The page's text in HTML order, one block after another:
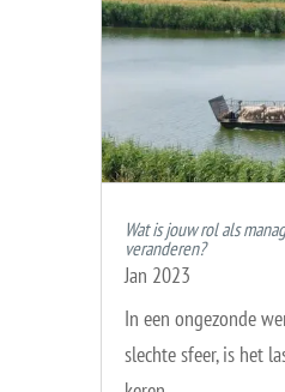
Wat is jouw rol als
veranderen?
Jan 2023
In een ongezonde
slechte sfeer, is het